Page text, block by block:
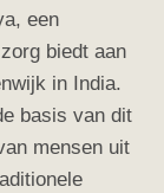
een
biedt aan
in India.
basis van dit
mensen uit